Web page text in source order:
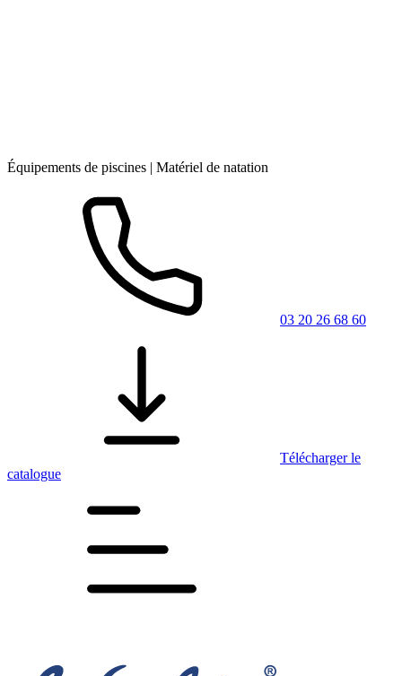
Équipements de piscines | Matériel de natation
03 20 26 68 60
Télécharger le
catalogue